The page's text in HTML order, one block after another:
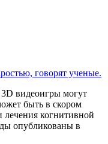
3D видеоигры могут
быть в скором
лечения когнитивной
опубликованы в